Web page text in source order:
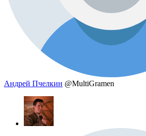
Андрей Пчелкин @MultiGramen